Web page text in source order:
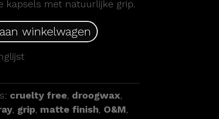
kapsels met natuurlijke grip.
winkelwagen
cruelty free, droogwax,
, grip, matte finish, O&M,